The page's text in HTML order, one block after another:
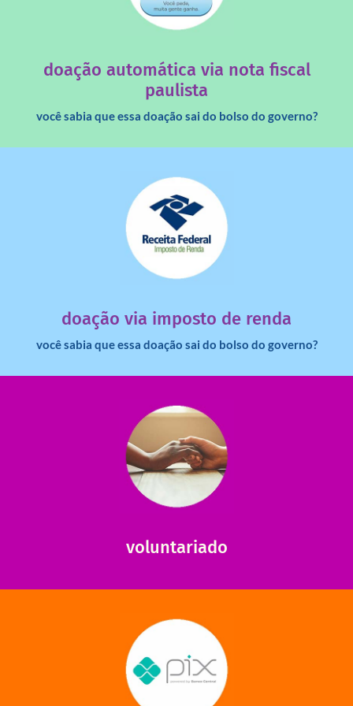
doação automática via nota fiscal
paulista
você sabia que essa doação sai do bolso do governo?
doação via imposto de renda
você sabia que essa doação sai do bolso do governo?
imposto de renda para uma instituição e que esse
dinheiro deixa de ir para o governo?
saiba mais
voluntariado
ajudar com certos assuntos. Entre em contato conosco e
saiba como nos ajudar.
saiba mais
saiba mais